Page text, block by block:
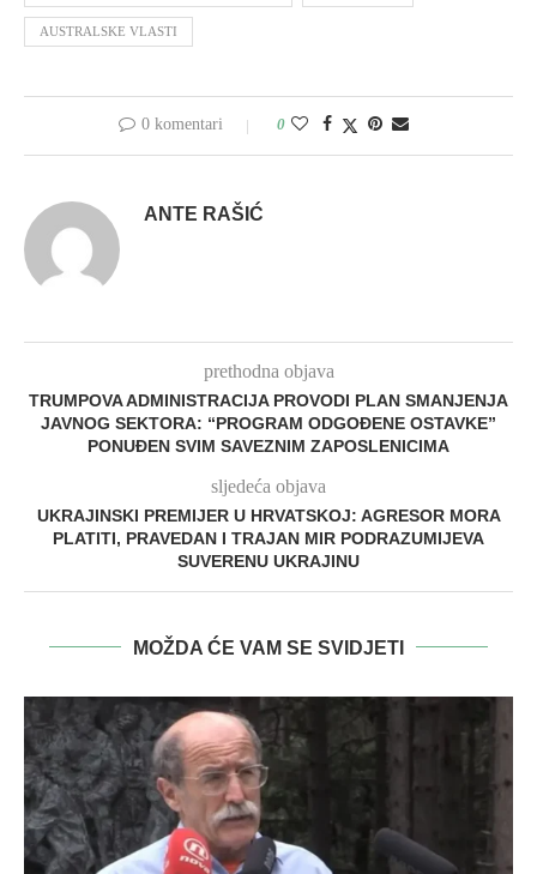
AUSTRALSKE VLASTI
0 komentari 0
ANTE RAŠIĆ
prethodna objava
TRUMPOVA ADMINISTRACIJA PROVODI PLAN SMANJENJA
JAVNOG SEKTORA: “PROGRAM ODGOĐENE OSTAVKE”
PONUĐEN SVIM SAVEZNIM ZAPOSLENICIMA
sljedeća objava
UKRAJINSKI PREMIJER U HRVATSKOJ: AGRESOR MORA
PLATITI, PRAVEDAN I TRAJAN MIR PODRAZUMIJEVA
SUVERENU UKRAJINU
MOŽDA ĆE VAM SE SVIDJETI